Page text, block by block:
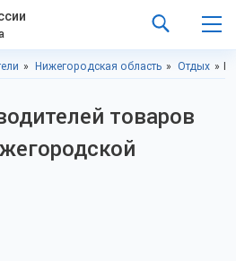
Нижегородская область Отдых
товаров